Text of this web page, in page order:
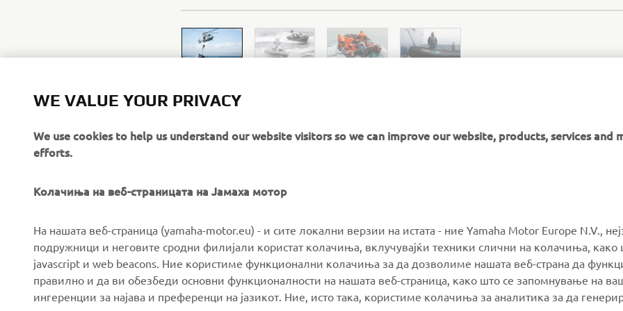
ZODIAC MILPRO OFFICIAL WEBSITE
CORPORATE
About us
FOR BUSINESS
eBike systems
MORE YAMAHA
MyYamaha
SUPPORT
Parts Catalogue
efforts.
подружници и неговите сродни филијали користат колачиња, вклучувајќи техники слични на колачиња, како
javascript и web beacons. Ние користиме функционални колачиња за да дозволиме нашата веб-страна да
правилно и да ви обезбеди основни функционалности на нашата веб-страница, како што се запомнување на
ингеренции за најава и преференци на јазикот. Ние, исто така, користиме колачиња за аналитика за да
кориснички статистики на основа за заштита на приватноста во согласност со упатствата на органите за заштита
Ако ја дадете вашата согласност преку копчето подолу, ние исто така ќе користиме колачиња за следење /